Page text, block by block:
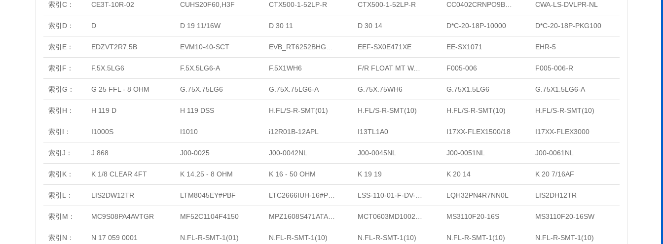
索引C： CE3T-10R-02 CUHS20F60,H3F CTX500-1-52LP-R CTX500-1-52LP-R CWA-LS-DVLPR-NL
索引D： D D 19 11/16W D 30 11 D 30 14 D*C-20-18P-10000 D*C-20-18P-PKG100
索引E： EDZVT2R7.5B EVM10-40-SCT EEF-SX0E471XE EE-SX1071 EHR-5
索引F： F.5X.5LG6 F.5X.5LG6-A F.5X1WH6 F/R FLOAT MT WASHER F005-006 F005-006-R
索引G： G 25 FFL - 8 OHM G.75X.75LG6 G.75X.75LG6-A G.75X.75WH6 G.75X1.5LG6 G.75X1.5LG6-A
索引H： H 119 D H 119 DSS H.FL/S-R-SMT(01) H.FL/S-R-SMT(10) H.FL/S-R-SMT(10) H.FL/S-R-SMT(10)
索引I： I1000S I1010 i12R01B-12APL I13TL1A0 I17XX-FLEX1500/18 I17XX-FLEX3000
索引J： J 868 J00-0025 J00-0042NL J00-0045NL J00-0051NL J00-0061NL
索引K： K 1/8 CLEAR 4FT K 14.25 - 8 OHM K 16 - 50 OHM K 19 19 K 20 14 K 20 7/16AF
索引L： LIS2DW12TR LTM8045EY#PBF LQH32PN4R7NN0L LIS2DH12TR
索引M： MC9S08PA4AVTGR MF52C1104F4150 MS3110F20-16S MS3110F20-16SW
索引N： N 17 059 0001 N.FL-R-SMT-1(01) N.FL-R-SMT-1(10) N.FL-R-SMT-1(10) N.FL-R-SMT-1(10) N.FL-R-SMT-1(10)